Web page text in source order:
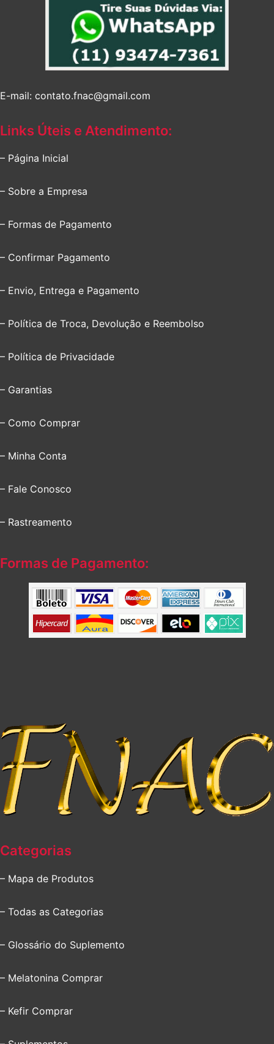
E-mail: contato.fnac@gmail.com
Links Úteis e Atendimento:
– Página Inicial
– Sobre a Empresa
– Formas de Pagamento
– Confirmar Pagamento
– Envio, Entrega e Pagamento
– Política de Troca, Devolução e Reembolso
– Política de Privacidade
– Garantias
– Como Comprar
– Minha Conta
– Fale Conosco
– Rastreamento
Formas de Pagamento:
Categorias
– Mapa de Produtos
– Todas as Categorias
– Glossário do Suplemento
– Melatonina Comprar
– Kefir Comprar